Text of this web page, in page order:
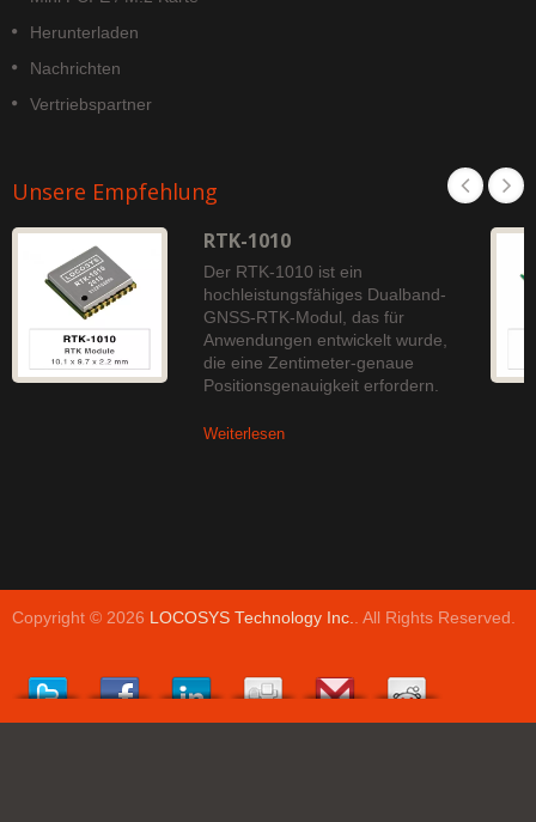
Herunterladen
Nachrichten
Vertriebspartner
Unsere Empfehlung
RTK-1010
Der RTK-1010 ist ein
hochleistungsfähiges Dualband-
GNSS-RTK-Modul, das für
Anwendungen entwickelt wurde,
die eine Zentimeter-genaue
Positionsgenauigkeit erfordern.
Weiterlesen
Copyright © 2026 LOCOSYS Technology Inc.. All Rights Reserved.